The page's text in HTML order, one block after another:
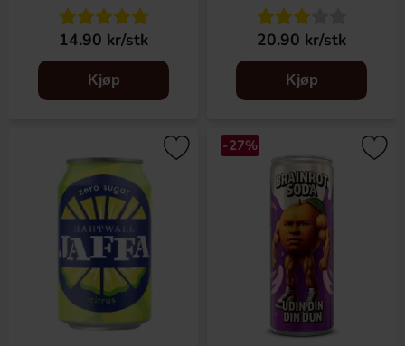
14.90 kr/stk
Kjøp
20.90 kr/stk
Kjøp
-27%